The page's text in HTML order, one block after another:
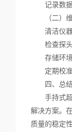
记录数据
（二）维
清洁仪器
检查探头
存储环境
定期校准
四、总
手持式超
解决方案。
质量的稳定